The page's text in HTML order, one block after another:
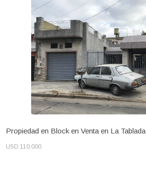
Propiedad en Block en Venta en La Tablada
USD 110.000